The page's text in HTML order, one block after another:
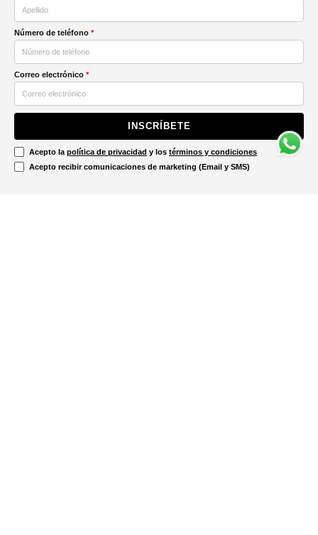
Número de teléfono *
Correo electrónico *
INSCRÍBETE
Acepto la política de privacidad y los términos y condiciones
Acepto recibir comunicaciones de marketing (Email y SMS)